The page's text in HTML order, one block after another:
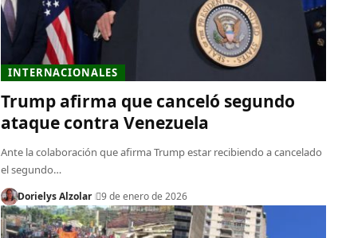
INTERNACIONALES
Trump afirma que canceló segundo
ataque contra Venezuela
Ante la colaboración que afirma Trump estar recibiendo a cancelado
el segundo…
Dorielys Alzolar 9 de enero de 2026